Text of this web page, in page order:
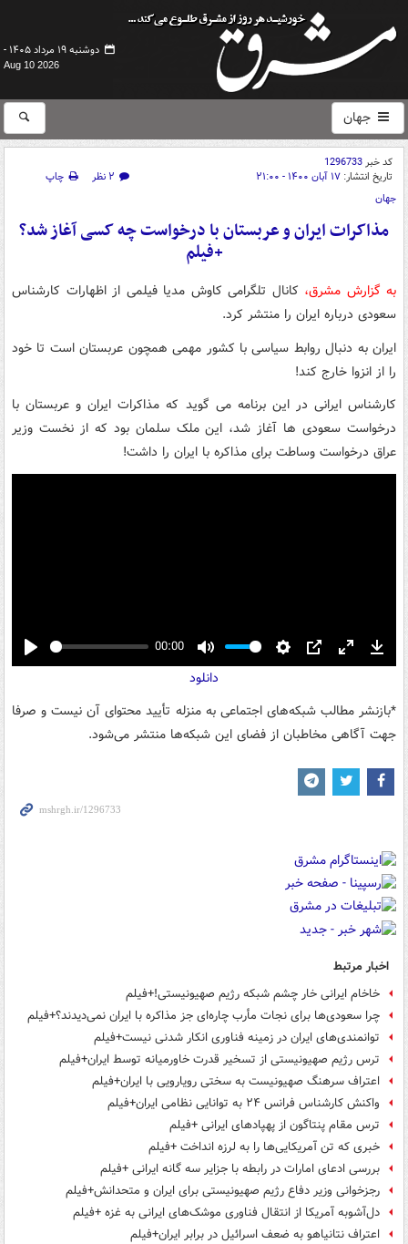
دوشنبه ۱۹ مرداد ۱۴۰۵ -
Aug 10 2026
جهان
کد خبر1296733
تاریخ انتشار: ۱۷ آبان ۱۴۰۰ - ۲۱:۰۰ ۲ نظر
چاپ
جهان
مذاکرات ایران و عربستان با درخواست چه کسی آغاز شد؟
+فیلم
به گزارش مشرق، کانال تلگرامی کاوش مدیا فیلمی از اظهارات کارشناس
سعودی درباره ایران را منتشر کرد.
ایران به دنبال روابط سیاسی با کشور مهمی همچون عربستان است تا خود
را از انزوا خارج کند!
کارشناس ایرانی در این برنامه می گوید که مذاکرات ایران و عربستان با
درخواست سعودی ها آغاز شد، این ملک سلمان بود که از نخست وزیر
عراق درخواست وساطت برای مذاکره با ایران را داشت!
Play
00:00
Mute Settings
PIP Enter
دانلود
*بازنشر مطالب شبکه‌های اجتماعی به منزله تأیید محتوای آن نیست و صرفا
جهت آگاهی مخاطبان از فضای این شبکه‌ها منتشر می‌شود.
اخبار مرتبط
خاخام ایرانی خار چشم شبکه رژیم صهیونیستی!+فیلم
چرا سعودی‌ها برای نجات مأرب چاره‌ای جز مذاکره با ایران نمی‌دیدند؟+فیلم
توانمندی‌های ایران در زمینه فناوری انکار شدنی نیست+فیلم
ترس رژیم صهیونیستی از تسخیر قدرت خاورمیانه توسط ایران+فیلم
اعتراف سرهنگ صهیونیست به سختی رویارویی با ایران+فیلم
واکنش کارشناس فرانس ۲۴ به توانایی نظامی ایران+فیلم
ترس مقام پنتاگون از پهپادهای ایرانی +فیلم
خبری که تن آمریکایی‌ها را به لرزه انداخت +فیلم
بررسی ادعای امارات در رابطه با جزایر سه گانه ایرانی +فیلم
رجزخوانی وزیر دفاع رژیم صهیونیستی برای ایران و متحدانش+فیلم
دل‌آشوبه آمریکا از انتقال فناوری موشک‌های ایرانی به غزه +فیلم
اعتراف نتانیاهو به ضعف اسرائیل در برابر ایران+فیلم